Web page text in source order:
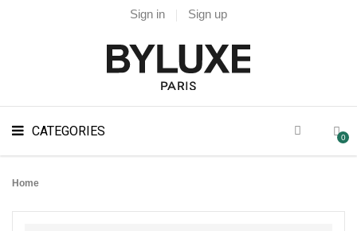
Sign in Sign up
CATEGORIES 0
Home